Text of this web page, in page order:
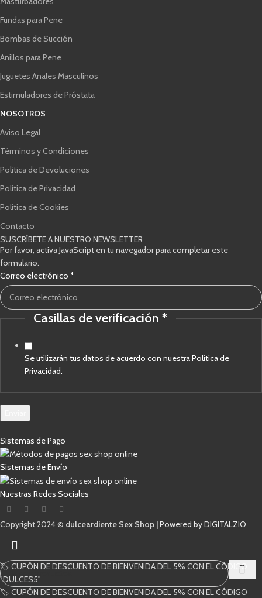
Fundas para Pene
Bombas de Succión
Anillos para Pene
Juguetes Anales Masculinos
Estimuladores de Próstata
NOSOTROS
Aviso Legal
Términos y Condiciones
Política de Devoluciones
Política de Privacidad
Política de Cookies
Contacto
SUSCRÍBETE A NUESTRO NEWSLETTER
Por favor, activa JavaScript en tu navegador para completar este
formulario.
Casillas
verificación
de
Correo electrónico *
Casillas de verificación *
Se utilizarán tus datos de acuerdo con nuestra Política de
Privacidad.
Sistemas de Pago
Sistemas de Envío
Nuestras Redes Sociales
Copyright 2024 © dulceardiente Sex Shop |Powered by DIGITALZIO
Comienza a escribir para ver los productos que estás buscando.
🏷️ CUPÓN DE DESCUENTO DE BIENVENIDA DEL 5% CON EL CÓDIGO
"DULCES5"
🏷️ CUPÓN DE DESCUENTO DE BIENVENIDA DEL 5% CON EL CÓDIGO